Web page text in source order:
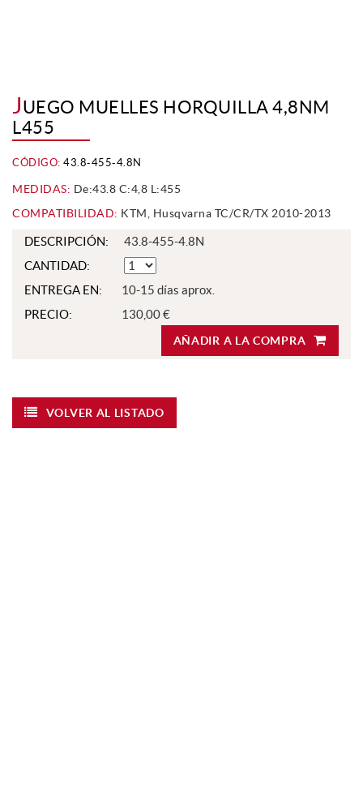
JUEGO MUELLES HORQUILLA 4,8NM
L455
CÓDIGO: 43.8-455-4.8N
MEDIDAS: De:43.8 C:4,8 L:455
COMPATIBILIDAD: KTM, Husqvarna TC/CR/TX 2010-2013
DESCRIPCIÓN:
43.8-455-4.8N
CANTIDAD:
ENTREGA EN:
10-15 días aprox.
PRECIO:
130,00 €
AÑADIR A LA COMPRA
VOLVER AL LISTADO